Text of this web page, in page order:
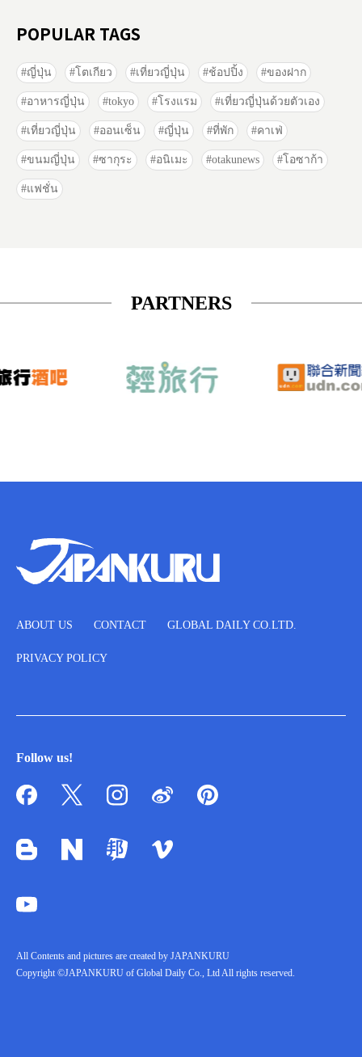
POPULAR TAGS
ญี่ปุ่น โตเกียว เที่ยวญี่ปุ่น ช้อปปิ้ง ของฝาก
อาหารญี่ปุ่น tokyo โรงแรม เที่ยวญี่ปุ่นด้วยตัวเอง
เที่ยวญี่ปุ่น ออนเซ็น ญี่ปุ่น ที่พัก คาเฟ่
ขนมญี่ปุ่น ซากุระ อนิเมะ otakunews โอซาก้า
แฟชั่น
PARTNERS
ABOUT US CONTACT GLOBAL DAILY CO.LTD.
PRIVACY POLICY
Follow us!
All Contents and pictures are created by JAPANKURU
Copyright ©JAPANKURU of Global Daily Co., Ltd All rights reserved.